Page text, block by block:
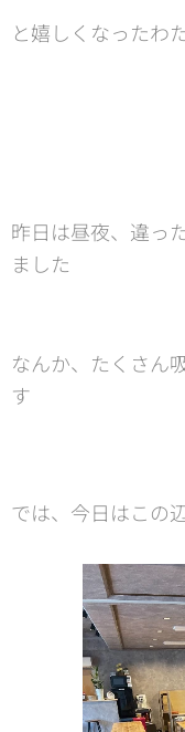
と嬉しくなったわ
昨日は昼夜、違っ
ました⭐️
なんか、たくさん
す🤗
では、今日はこの